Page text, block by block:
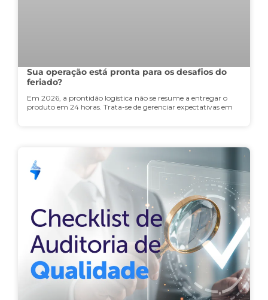
Sua operação está pronta para os desafios do
feriado?
Em 2026, a prontidão logística não se resume a entregar o
produto em 24 horas. Trata-se de gerenciar expectativas em